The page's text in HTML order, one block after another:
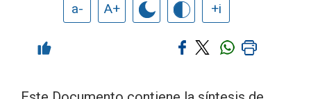
a- A+ +i